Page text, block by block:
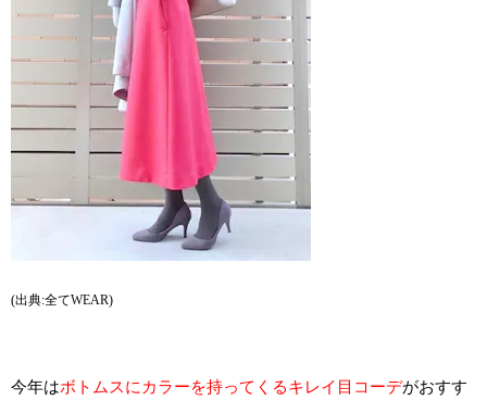
(出典:全てWEAR)
今年はボトムスにカラーを持ってくるキレイ目コーデがおすす